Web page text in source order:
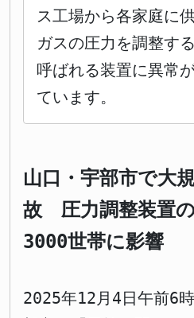
ス工場から各家庭に
ガスの圧力を調整す
呼ばれる装置に異常
ています。
山口・宇部市で大
故 圧力調整装置
3000世帯に影響
2025年12月4日午前6